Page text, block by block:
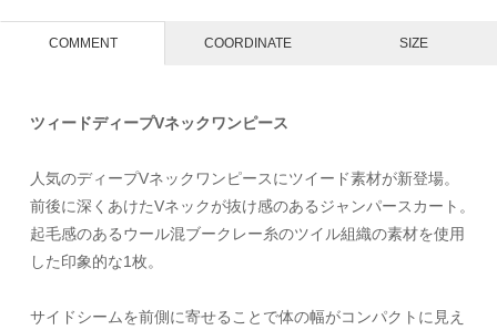
COMMENT COORDINATE SIZE
ツィードディープVネックワンピース
人気のディープVネックワンピースにツイード素材が新登場。
前後に深くあけたVネックが抜け感のあるジャンパースカート。
起毛感のあるウール混ブークレー糸のツイル組織の素材を使用
した印象的な1枚。
サイドシームを前側に寄せることで体の幅がコンパクトに見え